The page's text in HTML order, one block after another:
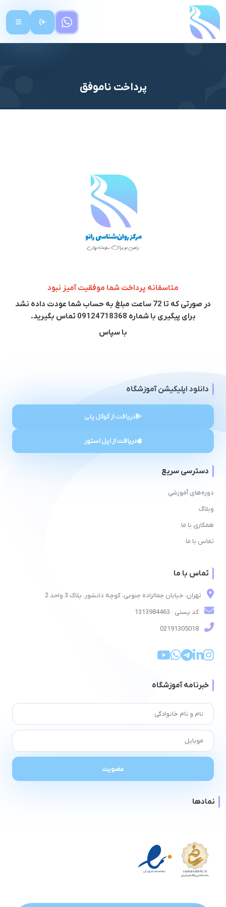
پرداخت ناموفق
متاسفانه پرداخت شما موفقیت آمیز نبود
در صورتی که تا 72 ساعت مبلغ به حساب شما عودت داده نشد
برای پیگیری با شماره 09124718368 تماس بگیرید.
با سپاس
دانلود اپلیکیشن آموزشگاه
دریافت از گوگل پلی
دریافت از اپل استور
دسترسی سریع
دوره‌های آموزشی
وبلاگ
همکاری با ما
تماس با ما
تماس با ما
تهران، خیابان جمالزاده جنوبی، کوچه دانشور، پلاک 3 واحد 2
کد پستی : 1313984463
خبرنامه آموزشگاه
نمادها